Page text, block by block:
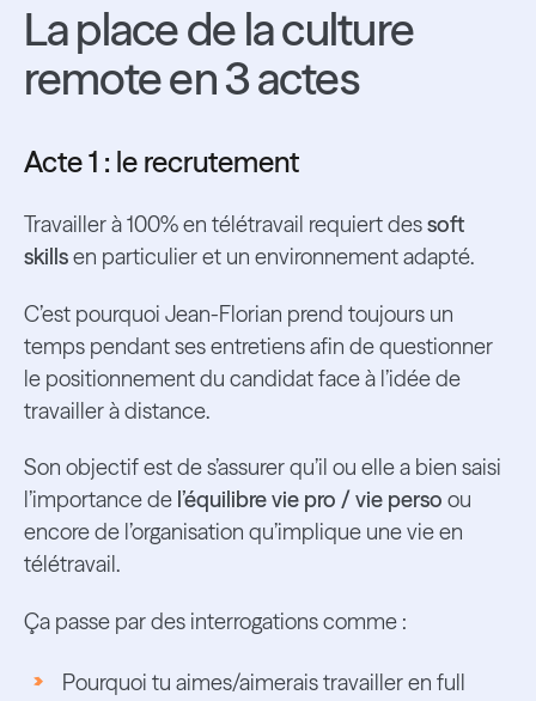
La place de la culture
remote en 3 actes
Acte 1 : le recrutement
Travailler à 100% en télétravail requiert dessoft
skillsen particulier et un environnement adapté.
C’est pourquoi Jean-Florian prend toujours un
temps pendant ses entretiens afin de questionner
le positionnement du candidat face à l’idée de
travailler à distance.
Son objectif est de s’assurer qu’il ou elle a bien saisi
l’importance del’équilibre vie pro / vie perso ou
encore de l’organisation qu’implique une vie en
télétravail.
Ça passe par des interrogations comme :
Pourquoi tu aimes/aimerais travailler en full